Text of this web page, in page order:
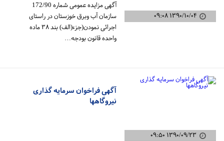
۱۳۹۰/۱۰/۰۴ ۰۹:۰۸
آگهی مزایده عمومی شماره 172/90
سازمان آب وبرق خوزستان در راستای
اجرائی نمودن(جزء(الف) بند ۳۸ ماده
واحده قانون بودجه…
۱۳۹۰/۰۹/۲۳ ۰۹:۵۰
آگهی فراخوان سرمایه گذاری
نیروگاهها